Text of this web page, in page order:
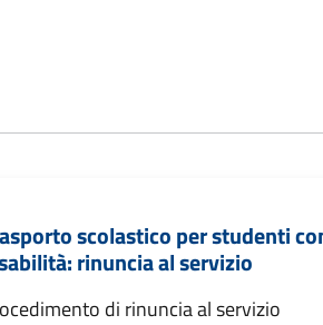
scolastico per studenti
rinuncia al servizio
di rinuncia al servizio